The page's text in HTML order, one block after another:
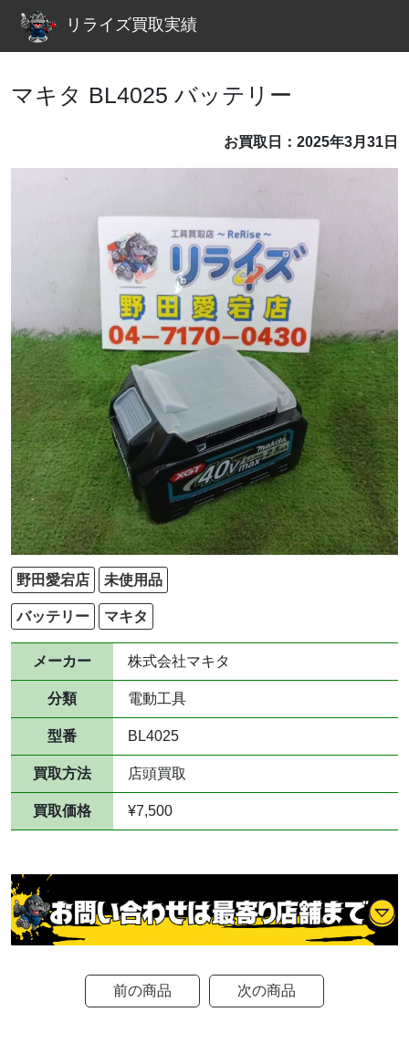
リライズ買取実績
マキタ BL4025 バッテリー
お買取日：2025年3月31日
野田愛宕店 未使用品
バッテリー マキタ
メーカー 株式会社マキタ
分類 電動工具
型番 BL4025
買取方法 店頭買取
買取価格 ¥7,500
前の商品 次の商品